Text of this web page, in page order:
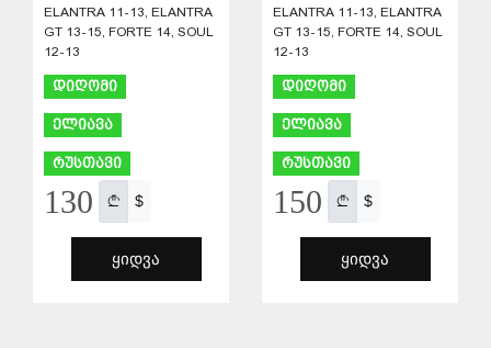
ELANTRA 11-13, ELANTRA
GT 13-15, FORTE 14, SOUL
12-13
დიღომი
ელიავა
რუსთავი
130 $
ᲧᲘᲓᲕᲐ
ELANTRA 11-13, ELANTRA
GT 13-15, FORTE 14, SOUL
12-13
დიღომი
ელიავა
რუსთავი
150 $
ᲧᲘᲓᲕᲐ